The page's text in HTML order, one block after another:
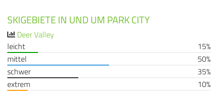
SKIGEBIETE IN UND UM PARK CITY
Deer Valley
leicht
15%
mittel
50%
schwer
35%
extrem
10%